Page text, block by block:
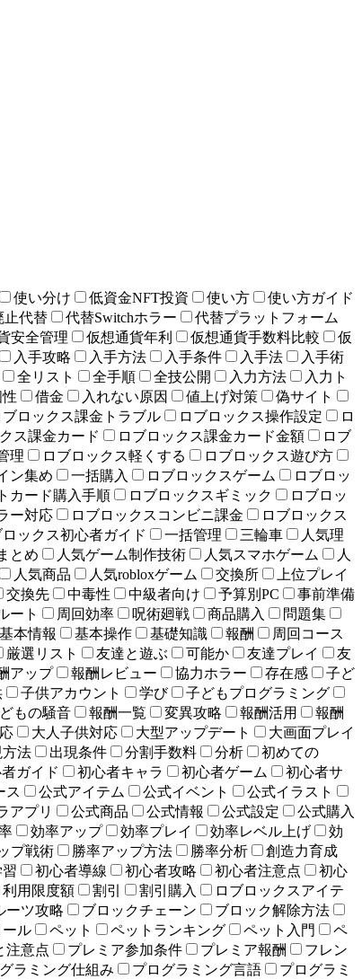
使い分け 低資金NFT投資 使い方
使い方ガイド
止代替 代替Switchホラー
代替プラットフォーム
安全管理 仮想通貨年利 仮想通貨手数料比較
仮
入手攻略 入手方法 入手条件 入手法
入手術
全リスト 全手順 全技公開 入力方法
入力ト
借金 入れない原因 値上げ対策
偽サイト
ブロックス課金トラブル ロブロックス操作設定
ロ
ス課金カード ロブロックス課金カード金額
ロブ
理 ロブロックス軽くする
ロブロックス遊び方
ン集め 一括購入 ロブロックスゲーム
ロブロッ
カード購入手順 ロブロックスギミック
ロブロッ
ー対応 ロブロックスコンビニ課金
ロブロックス
ロックス初心者ガイド 一括管理 三輪車
人気理
とめ 人気ゲーム制作技術 人気スマホゲーム
人
人気商品 人気robloxゲーム 交換所
上位プレイ
交換先 中毒性 中級者向け 予算別PC
事前準備
ート 周回効率 呪術廻戦 商品購入
問題集
基本情報 基本操作 基礎知識 報酬
周回コース
厳選リスト 友達と遊ぶ 可能か 友達プレイ
友
アップ 報酬レビュー 協力ホラー 存在感
子ど
子供アカウント 学び
子どもプログラミング
もの騒音 報酬一覧 変異攻略 報酬活用
報酬
大人子供対応 大型アップデート
大画面プレイ
方法 出現条件 分割手数料 分析
初めての
ガイド 初心者キャラ 初心者ゲーム
初心者サ
ス 公式アイテム 公式イベント
公式イラスト
アプリ 公式商品 公式情報 公式設定
公式購入
効率アップ 効率プレイ 効率レベル上げ
効
プ戦術 勝率アップ方法 勝率分析
創造力育成
初心者導線 初心者攻略 初心者注意点
初心
利用限度額 割引 割引購入
ロブロックスアイテ
ーツ攻略 ブロックチェーン
ブロック解除方法
ル ペット ペットランキング ペット入門
ペ
注意点 プレミア参加条件 プレミア報酬
フレン
ラミング仕組み プログラミング言語
プログラミ